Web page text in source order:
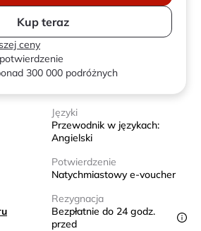
Kup teraz
ceny
300 000 podróżnych
Języki
Przewodnik w językach:
Angielski
Potwierdzenie
Natychmiastowy e-voucher
Rezygnacja
Bezpłatnie do 24 godz.
przed